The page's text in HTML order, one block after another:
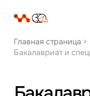
Главная страница >
Бакалавриат и